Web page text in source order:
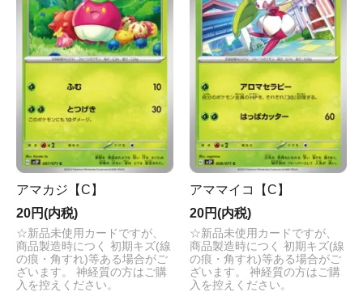
アマカジ【C】
20円(内税)
☆新品未使用カードですが、
商品製造時につく 初期キズ(線
の痕・角すれ)等ある場合がご
ざいます。 神経質の方はご購
入を控えください。
アママイコ【C】
20円(内税)
☆新品未使用カードですが、
商品製造時につく 初期キズ(線
の痕・角すれ)等ある場合がご
ざいます。 神経質の方はご購
入を控えください。